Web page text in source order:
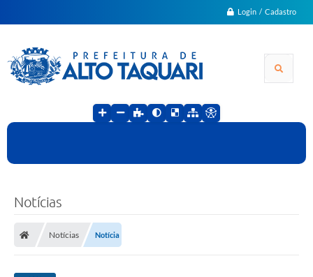
Login / Cadastro
Notícias
Notícias Notícia